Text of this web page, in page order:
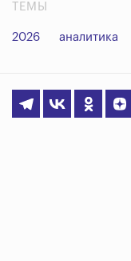
ТЕМЫ
2026 аналитика